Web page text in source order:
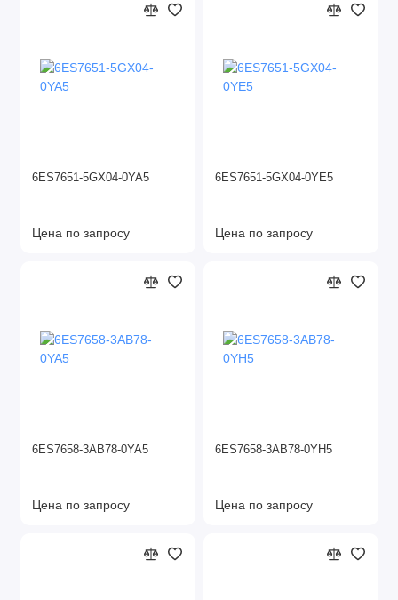
6ES7651-5GX04-0YA5
Цена по запросу
6ES7651-5GX04-0YE5
Цена по запросу
6ES7658-3AB78-0YA5
Цена по запросу
6ES7658-3AB78-0YH5
Цена по запросу